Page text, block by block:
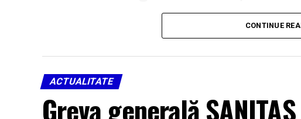
În cadrul acțiunii, oamenii legii au verificat opt
comerciale și au legitimat 17 persoane.
În urma neregulilor constatate, polițiștii au
de5.000 de lei
contravențiilor silvice.
CONTINUE
ACTUALITATE
Greva generală